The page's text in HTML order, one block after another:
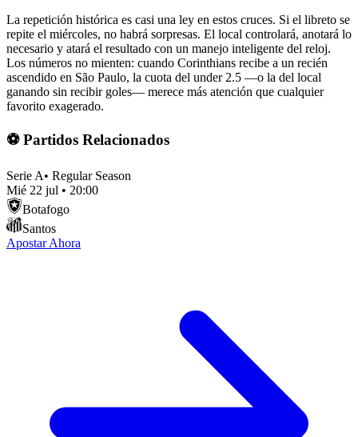
La repetición histórica es casi una ley en estos cruces. Si el libreto se
repite el miércoles, no habrá sorpresas. El local controlará, anotará lo
necesario y atará el resultado con un manejo inteligente del reloj.
Los números no mienten: cuando Corinthians recibe a un recién
ascendido en São Paulo, la cuota del under 2.5 —o la del local
ganando sin recibir goles— merece más atención que cualquier
favorito exagerado.
⚽ Partidos Relacionados
Serie A• Regular Season
Mié 22 jul • 20:00
Botafogo
Santos
Apostar Ahora